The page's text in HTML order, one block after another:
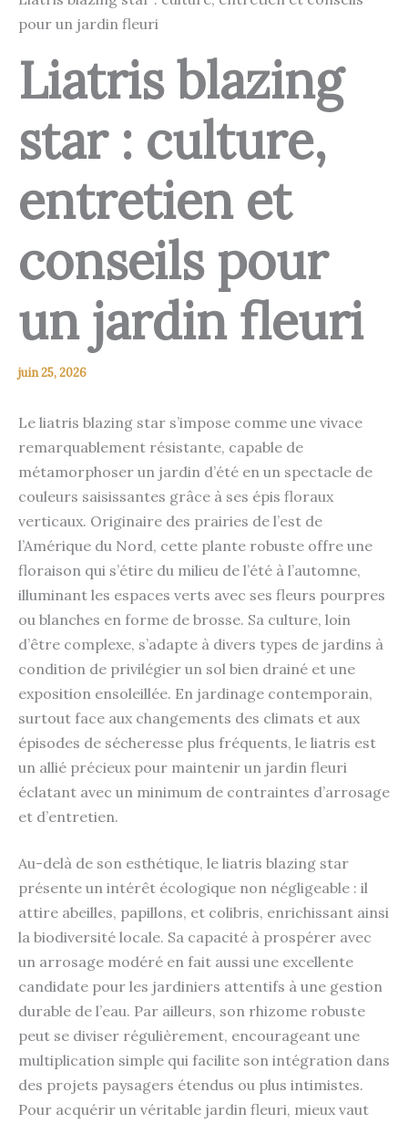
pour un jardin fleuri
Liatris blazing
star : culture,
entretien et
conseils pour
un jardin fleuri
juin 25, 2026
Le liatris blazing star s’impose comme une vivace
remarquablement résistante, capable de
métamorphoser un jardin d’été en un spectacle de
couleurs saisissantes grâce à ses épis floraux
verticaux. Originaire des prairies de l’est de
l’Amérique du Nord, cette plante robuste offre une
floraison qui s’étire du milieu de l’été à l’automne,
illuminant les espaces verts avec ses fleurs pourpres
ou blanches en forme de brosse. Sa culture, loin
d’être complexe, s’adapte à divers types de jardins à
condition de privilégier un sol bien drainé et une
exposition ensoleillée. En jardinage contemporain,
surtout face aux changements des climats et aux
épisodes de sécheresse plus fréquents, le liatris est
un allié précieux pour maintenir un jardin fleuri
éclatant avec un minimum de contraintes d’arrosage
et d’entretien.
Au-delà de son esthétique, le liatris blazing star
présente un intérêt écologique non négligeable : il
attire abeilles, papillons, et colibris, enrichissant ainsi
la biodiversité locale. Sa capacité à prospérer avec
un arrosage modéré en fait aussi une excellente
candidate pour les jardiniers attentifs à une gestion
durable de l’eau. Par ailleurs, son rhizome robuste
peut se diviser régulièrement, encourageant une
multiplication simple qui facilite son intégration dans
des projets paysagers étendus ou plus intimistes.
Pour acquérir un véritable jardin fleuri, mieux vaut